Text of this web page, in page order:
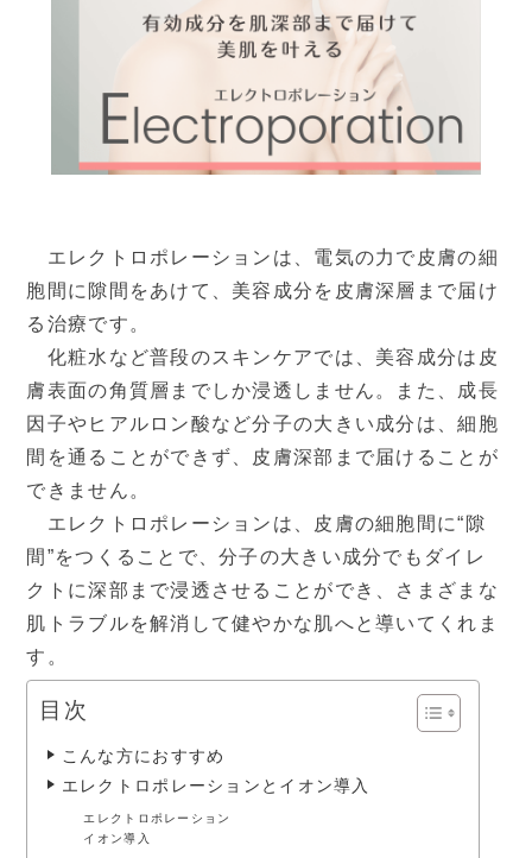
エレクトロポレーションは、電気の力で皮膚の細
胞間に隙間をあけて、美容成分を皮膚深層まで届け
る治療です。
化粧水など普段のスキンケアでは、美容成分は皮
膚表面の角質層までしか浸透しません。また、成長
因子やヒアルロン酸など分子の大きい成分は、細胞
間を通ることができず、皮膚深部まで届けることが
できません。
エレクトロポレーションは、皮膚の細胞間に“隙
間”をつくることで、分子の大きい成分でもダイレ
クトに深部まで浸透させることができ、さまざまな
肌トラブルを解消して健やかな肌へと導いてくれま
す。
目次
こんな方におすすめ
エレクトロポレーションとイオン導入
エレクトロポレーション
イオン導入
治療方法から探す
料金表
保険診療 自由診療
医師紹介
ご挨拶 院長ブログ
クリニック紹介 ▼
当院の特徴 院内写真
設備と検査 よくあるご質問
当院の取り組み・院内掲示
事項
受付時間・アクセス
受付時間